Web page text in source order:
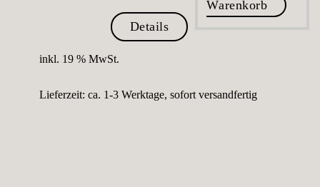
Details
Warenkorb
inkl. 19 % MwSt.
Lieferzeit: ca. 1-3 Werktage, sofort versandfertig